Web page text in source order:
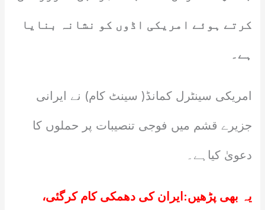
کرتے ہوئے امریکی اڈوں کو نشانہ بنایا
ہے۔
امریکی سینٹرل کمانڈ( سینٹ کام) نے ایرانی
جزیرے قشم میں فوجی تنصیبات پر حملوں کا
دعویٰ کیاہے۔
یہ بھی پڑھیں: ایران کی دھمکی کام کرگئی،